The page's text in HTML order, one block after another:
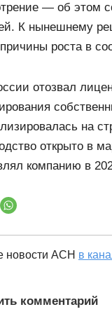
— об этом
К нынешнему
роста в
отозвал
на
открыто в
компанию в
новости АСН в
комментарий